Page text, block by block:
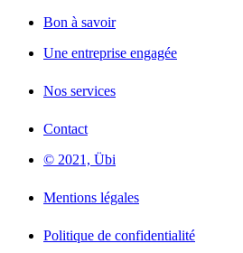
Bon à savoir
Une entreprise engagée
Nos services
Contact
© 2021, Übi
Mentions légales
Politique de confidentialité